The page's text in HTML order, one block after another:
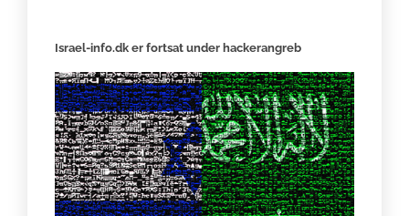
Israel-info.dk er fortsat under hackerangreb